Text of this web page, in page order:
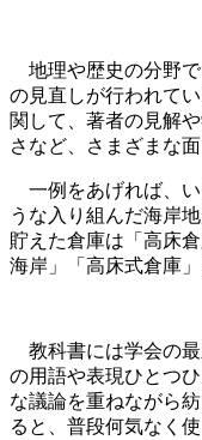
地理や歴史の分野
の見直しが行われて
関して、著者の見解
さなど、さまざまな
一例をあげれば、い
うな入り組んだ海岸
貯えた倉庫は「高床
海岸」「高床式倉庫」
教科書には学会の最
の用語や表現ひとつ
な議論を重ねながら
ると、普段何気なく